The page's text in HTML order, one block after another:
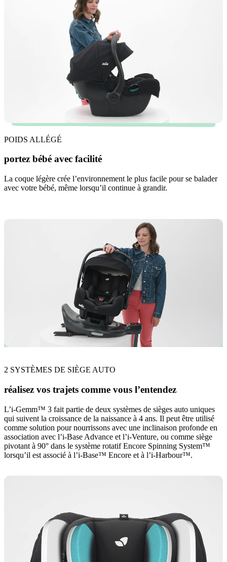
POIDS ALLÉGÉ
portez bébé avec facilité
La coque légère crée l’environnement le plus facile pour se balader
avec votre bébé, même lorsqu’il continue à grandir.
2 SYSTÈMES DE SIÈGE AUTO
réalisez vos trajets comme vous l’entendez
L’i-Gemm™ 3 fait partie de deux systèmes de sièges auto uniques
qui suivent la croissance de la naissance à 4 ans. Il peut être utilisé
comme solution pour nourrissons avec une inclinaison profonde en
association avec l’i-Base Advance et l’i-Venture, ou comme siège
pivotant à 90° dans le système rotatif Encore Spinning System™
lorsqu’il est associé à l’i-Base™ Encore et à l’i-Harbour™.